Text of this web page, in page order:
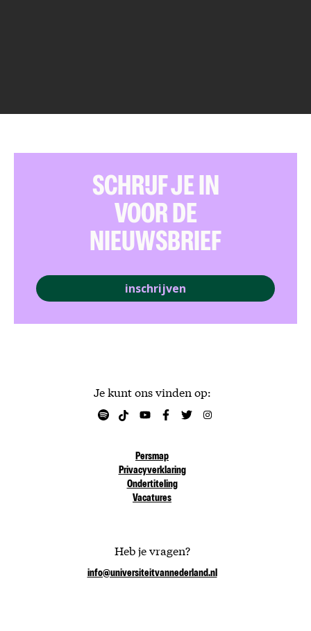
Je kunt ons vinden op:
Persmap
Privacyverklaring
Ondertiteling
Vacatures
Heb je vragen?
info@universiteitvannederland.nl
SCHRIJF JE IN
VOOR DE
NIEUWSBRIEF
inschrijven